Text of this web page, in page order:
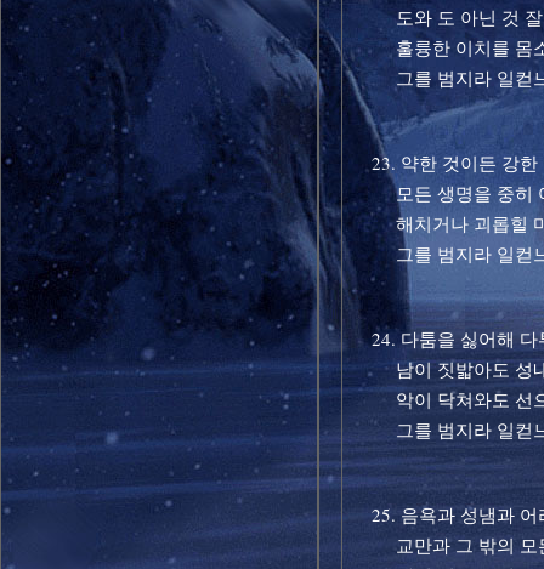
도와 도 아닌 것 잘
훌륭한 이치를 몸소
그를 범지라 일컫
23. 약한 것이든 강한
모든 생명을 중히
해치거나 괴롭힐 마
그를 범지라 일컫
24. 다툼을 싫어해 다
남이 짓밟아도 성내
악이 닥쳐와도 선으
그를 범지라 일컫
25. 음욕과 성냄과 어
교만과 그 밖의 모